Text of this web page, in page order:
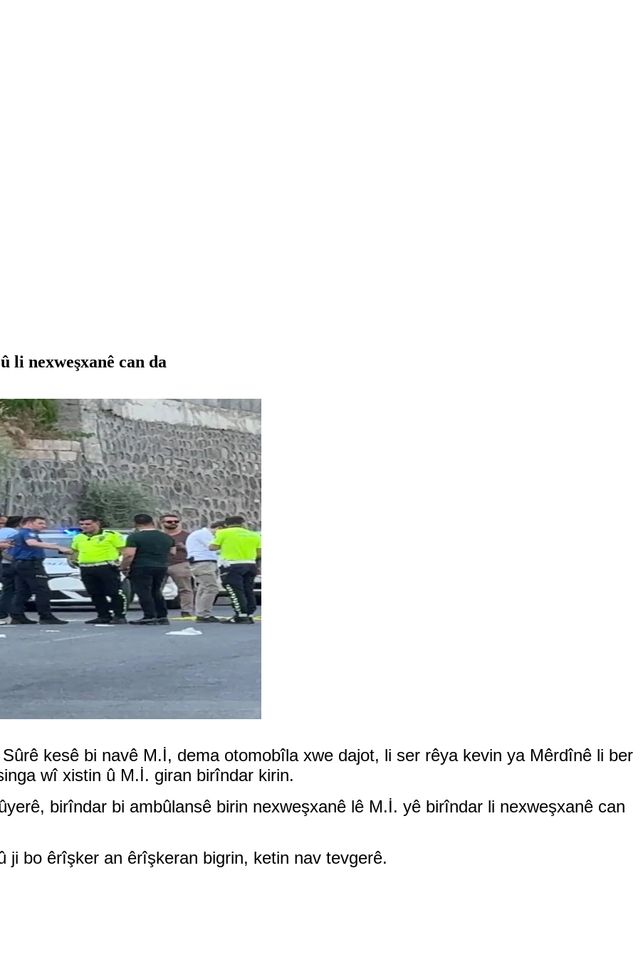
li nexweşxanê can da
kesê bi navê M.İ, dema otomobîla xwe dajot, li ser rêya kevin ya Mêrdînê li ber
wî xistin û M.İ. giran birîndar kirin.
birîndar bi ambûlansê birin nexweşxanê lê M.İ. yê birîndar li nexweşxanê can
ji bo êrîşker an êrîşkeran bigrin, ketin nav tevgerê.